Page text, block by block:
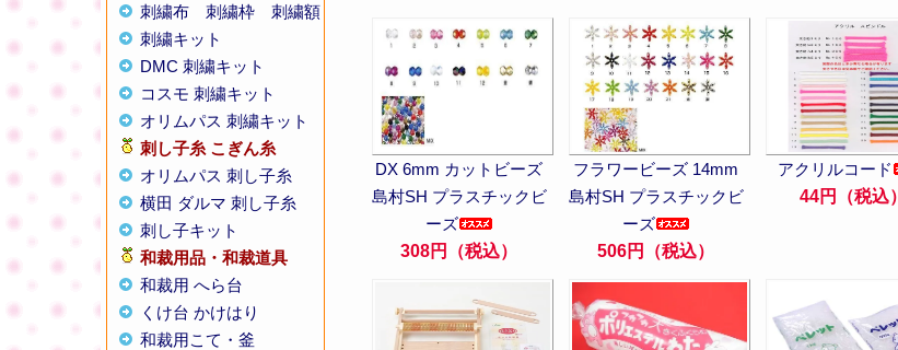
刺繍布
刺繍枠
刺繍額
刺繍キット
DMC 刺繍キット
コスモ 刺繍キット
オリムパス 刺繍キット
刺し子糸 こぎん糸
オリムパス 刺し子糸
横田 ダルマ 刺し子糸
刺し子キット
和裁用品・和裁道具
和裁用 へら台
くけ台 かけはり
和裁用こて・釜
DX 6mm カットビーズ
島村SH プラスチックビ
ーズ
308円（税込）
フラワービーズ 14mm
島村SH プラスチックビ
ーズ
506円（税込）
アクリルコード
44円（税込）